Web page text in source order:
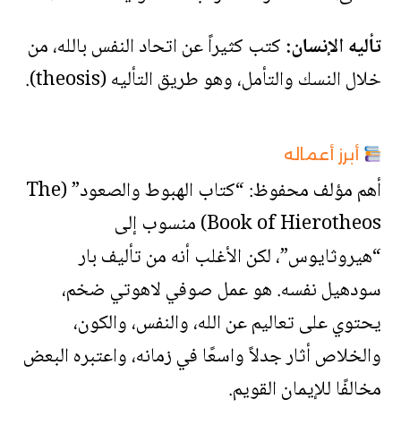
تأليه الإنسان:كتب كثيراً عن اتحاد النفس بالله، من
خلال النسك والتأمل، وهو طريق التأليه (theosis).
أبرز أعماله
أهم مؤلف محفوظ: “كتاب الهبوط والصعود” (The
Book of Hierotheos) منسوب إلى
“هيروثايوس”، لكن الأغلب أنه من تأليف بار
سودهيل نفسه. هو عمل صوفي لاهوتي ضخم،
يحتوي على تعاليم عن الله، والنفس، والكون،
والخلاص أثار جدلاً واسعًا في زمانه، واعتبره البعض
مخالفًا للإيمان القويم.